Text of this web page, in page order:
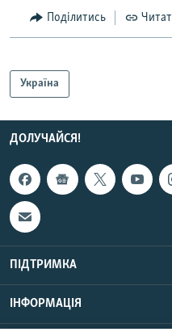
Поділитись
Україна
ДОЛУЧАЙСЯ!
ПІДТРИМКА
ІНФОРМАЦІЯ